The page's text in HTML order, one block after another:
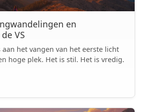
en
VS
het vangen van het eerste licht
hoge plek. Het is stil. Het is vredig.